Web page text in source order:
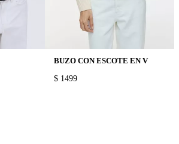
BUZO CON ESCOTE EN V
PRICE:
$ 1499